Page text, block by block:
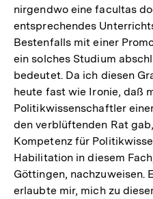
nirgendwo eine facultas
entsprechendes
Bestenfalls mit einer
ein solches Studium
bedeutet. Da ich diesen
heute fast wie Ironie, daß
Politikwissenschaftler
den verblüftenden Rat
Kompetenz für
Habilitation in diesem
Göttingen, nachzuweisen.
erlaubte mir, mich zu